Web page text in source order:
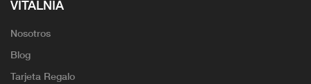
VITALNIA
Nosotros
Blog
Tarjeta Regalo